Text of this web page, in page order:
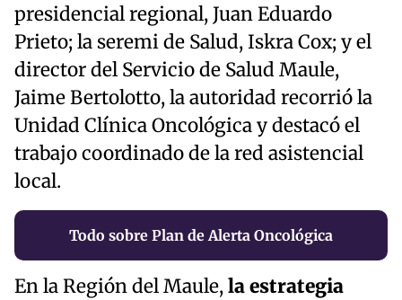
presidencial regional, Juan Eduardo
Prieto; la seremi de Salud, Iskra Cox; y el
director del Servicio de Salud Maule,
Jaime Bertolotto, la autoridad recorrió la
Unidad Clínica Oncológica y destacó el
trabajo coordinado de la red asistencial
local.
Todo sobre Plan de Alerta Oncológica
En la Región del Maule,la estrategia